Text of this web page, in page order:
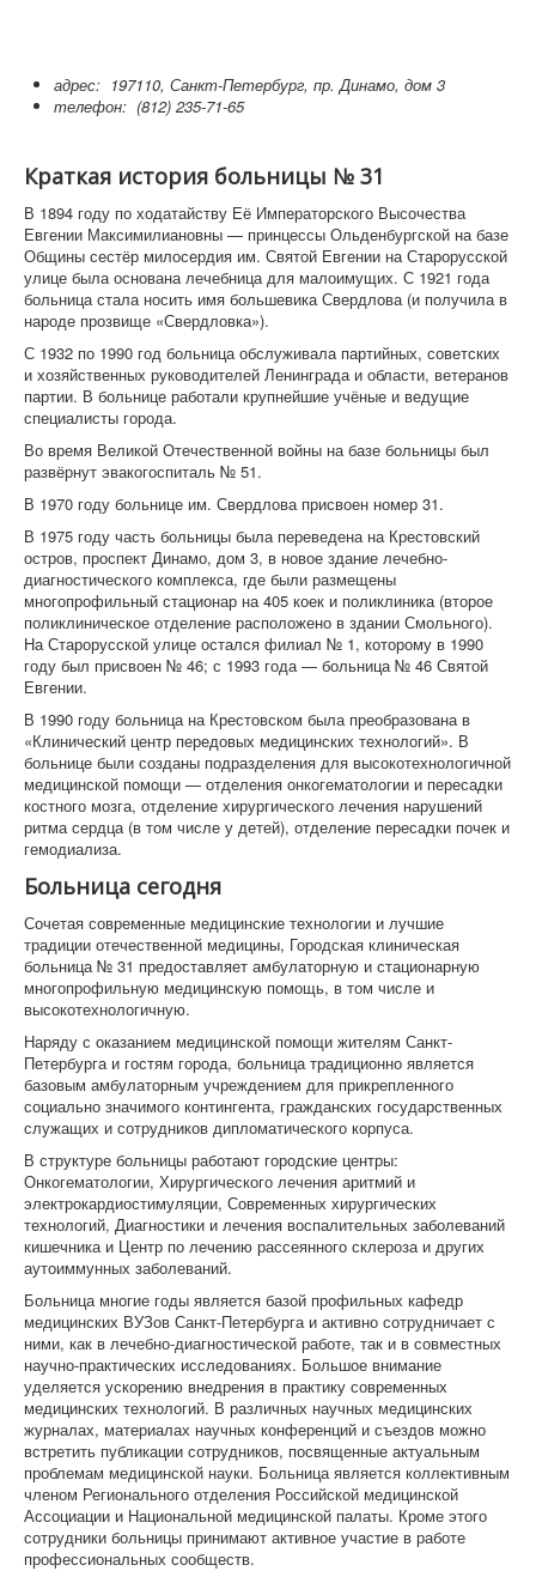
адрес: 197110, Санкт-Петербург, пр. Динамо, дом 3
телефон: (812) 235-71-65
Краткая история больницы № 31
В 1894 году по ходатайству Её Императорского Высочества
Евгении Максимилиановны — принцессы Ольденбургской на базе
Общины сестёр милосердия им. Святой Евгении на Старорусской
улице была основана лечебница для малоимущих. С 1921 года
больница стала носить имя большевика Свердлова (и получила в
народе прозвище «Свердловка»).
С 1932 по 1990 год больница обслуживала партийных, советских
и хозяйственных руководителей Ленинграда и области, ветеранов
партии. В больнице работали крупнейшие учёные и ведущие
специалисты города.
Во время Великой Отечественной войны на базе больницы был
развёрнут эвакогоспиталь № 51.
В 1970 году больнице им. Свердлова присвоен номер 31.
В 1975 году часть больницы была переведена на Крестовский
остров, проспект Динамо, дом 3, в новое здание лечебно-
диагностического комплекса, где были размещены
многопрофильный стационар на 405 коек и поликлиника (второе
поликлиническое отделение расположено в здании Смольного).
На Старорусской улице остался филиал № 1, которому в 1990
году был присвоен № 46; с 1993 года — больница № 46 Святой
Евгении.
В 1990 году больница на Крестовском была преобразована в
«Клинический центр передовых медицинских технологий». В
больнице были созданы подразделения для высокотехнологичной
медицинской помощи — отделения онкогематологии и пересадки
костного мозга, отделение хирургического лечения нарушений
ритма сердца (в том числе у детей), отделение пересадки почек и
гемодиализа.
Больница сегодня
Сочетая современные медицинские технологии и лучшие
традиции отечественной медицины, Городская клиническая
больница № 31 предоставляет амбулаторную и стационарную
многопрофильную медицинскую помощь, в том числе и
высокотехнологичную.
Наряду с оказанием медицинской помощи жителям Санкт-
Петербурга и гостям города, больница традиционно является
базовым амбулаторным учреждением для прикрепленного
социально значимого контингента, гражданских государственных
служащих и сотрудников дипломатического корпуса.
В структуре больницы работают городские центры:
Онкогематологии, Хирургического лечения аритмий и
электрокардиостимуляции, Современных хирургических
технологий, Диагностики и лечения воспалительных заболеваний
кишечника и Центр по лечению рассеянного склероза и других
аутоиммунных заболеваний.
Больница многие годы является базой профильных кафедр
медицинских ВУЗов Санкт-Петербурга и активно сотрудничает с
ними, как в лечебно-диагностической работе, так и в совместных
научно-практических исследованиях. Большое внимание
уделяется ускорению внедрения в практику современных
медицинских технологий. В различных научных медицинских
журналах, материалах научных конференций и съездов можно
встретить публикации сотрудников, посвященные актуальным
проблемам медицинской науки. Больница является коллективным
членом Регионального отделения Российской медицинской
Ассоциации и Национальной медицинской палаты. Кроме этого
сотрудники больницы принимают активное участие в работе
профессиональных сообществ.